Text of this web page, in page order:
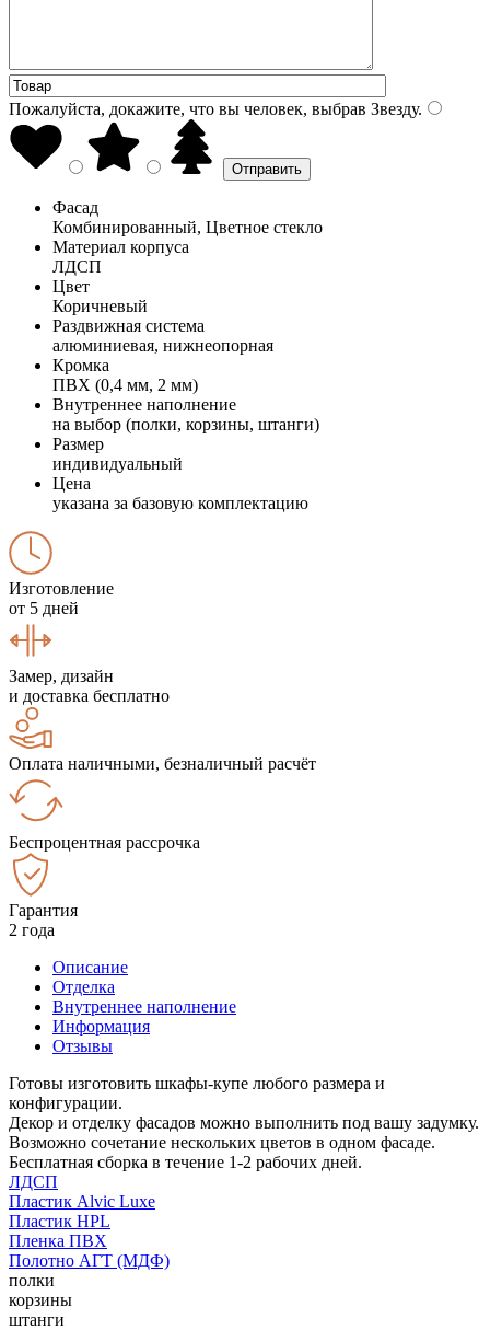
Пожалуйста, докажите, что вы человек, выбрав Звезду.
Фасад
Комбинированный, Цветное стекло
Материал корпуса
ЛДСП
Цвет
Коричневый
Раздвижная система
алюминиевая, нижнеопорная
Кромка
ПВХ (0,4 мм, 2 мм)
Внутреннее наполнение
на выбор (полки, корзины, штанги)
Размер
индивидуальный
Цена
указана за базовую комплектацию
Изготовление
от 5 дней
Замер, дизайн
и доставка бесплатно
Оплата наличными, безналичный расчёт
Беспроцентная рассрочка
Гарантия
2 года
Описание
Отделка
Внутреннее наполнение
Информация
Отзывы
Готовы изготовить шкафы-купе любого размера и
конфигурации.
Декор и отделку фасадов можно выполнить под вашу задумку.
Возможно сочетание нескольких цветов в одном фасаде.
Бесплатная сборка в течение 1-2 рабочих дней.
ЛДСП
Пластик Alvic Luxe
Пластик HPL
Пленка ПВХ
Полотно АГТ (МДФ)
полки
корзины
штанги